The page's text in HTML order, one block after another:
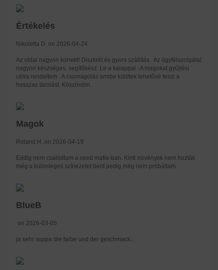
Értékelés
Nikoletta D. on 2026-04-24
Az oldal nagyon korrekt! Diszkrét és gyors szállítás . Az ügyfélszolgálat
nagyon készséges, segítőkész. Le a kalappal . A magokat gyűjtési
célra rendeltem . A csomagolás amibe küldtek lehetővé teszi a
hosszas tárolást. Köszönöm.
Magok
Roland H. on 2026-04-19
Eddig nem csalódtam a seed mafia-ban. Kinti növények nem hozták
még a különleges színezetet bent pedig még nem próbáltam.
BlueB
on 2026-03-05
ja sehr suppa die farbe und der geschmack...